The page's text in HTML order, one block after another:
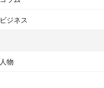
ビジネス
人物